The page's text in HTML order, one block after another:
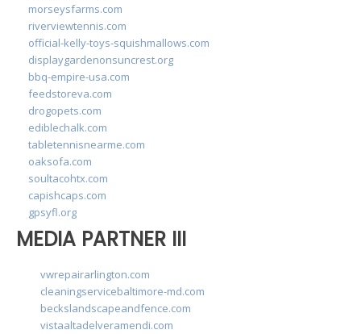
morseysfarms.com
riverviewtennis.com
official-kelly-toys-squishmallows.com
displaygardenonsuncrest.org
bbq-empire-usa.com
feedstoreva.com
drogopets.com
ediblechalk.com
tabletennisnearme.com
oaksofa.com
soultacohtx.com
capishcaps.com
gpsyfl.org
MEDIA PARTNER III
vwrepairarlington.com
cleaningservicebaltimore-md.com
beckslandscapeandfence.com
vistaaltadelveramendi.com